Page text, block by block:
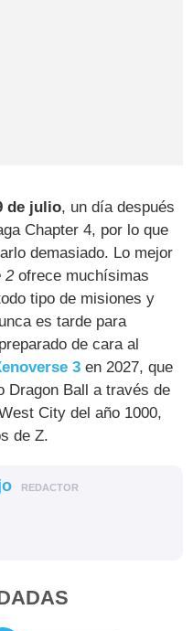
de julio, un día después
Chapter 4, por lo que
demasiado. Lo mejor
2ofrece muchísimas
tipo de misiones y
es tarde para
de cara al
3 en 2027, que
Dragon Ball a través de
City del año 1000,
de Z.
REDACTOR